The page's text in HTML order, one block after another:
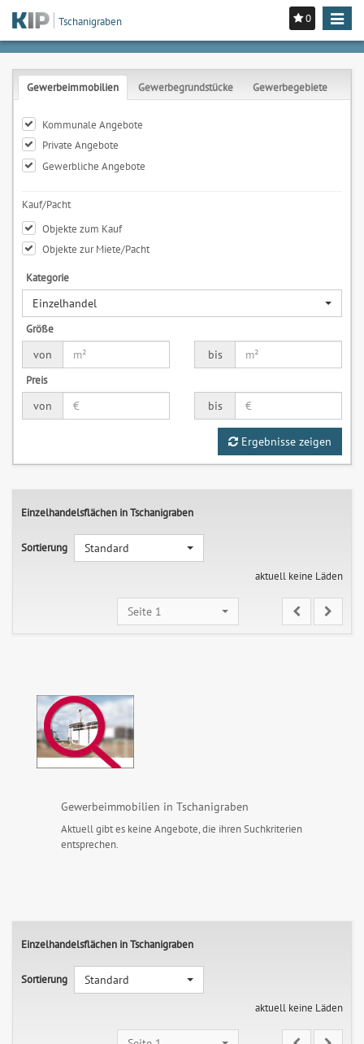
0
Toggle
Tschanigraben
Gewerbeimmobilien Gewerbegrundstücke Gewerbegebiete
Kommunale Angebote
Private Angebote
Gewerbliche Angebote
Kauf/Pacht
Objekte zum Kauf
Objekte zur Miete/Pacht
Kategorie
Einzelhandel
Größe
von
bis
Preis
von
bis
Ergebnisse zeigen
Einzelhandelsflächen in Tschanigraben
Sortierung
Standard
aktuell keine Läden
Seite 1
Gewerbeimmobilien in Tschanigraben
Aktuell gibt es keine Angebote, die ihren Suchkriterien
entsprechen.
Einzelhandelsflächen in Tschanigraben
Sortierung
Standard
aktuell keine Läden